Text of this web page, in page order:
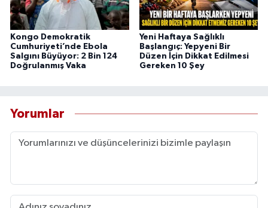
Kongo Demokratik
Cumhuriyeti’nde Ebola
Salgını Büyüyor: 2 Bin 124
Doğrulanmış Vaka
Yeni Haftaya Sağlıklı
Başlangıç: Yepyeni Bir
Düzen İçin Dikkat Edilmesi
Gereken 10 Şey
Yorumlar